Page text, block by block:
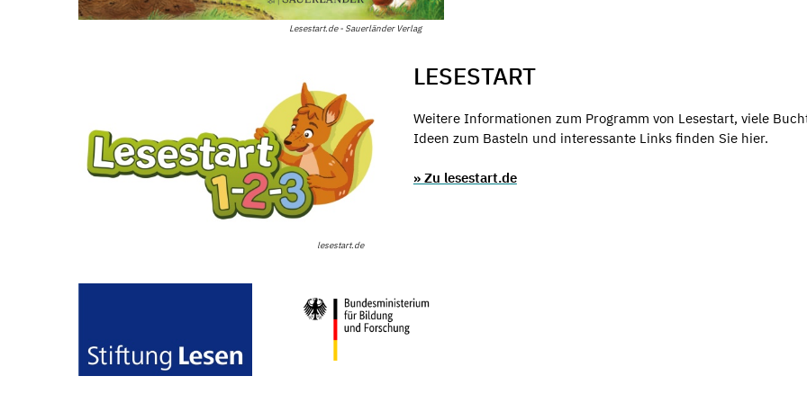
Lesestart.de - Sauerländer Verlag
lesestart.de
LESESTART
Weitere Informationen zum Programm von Lesestart, viele
Ideen zum Basteln und interessante Links finden Sie hier.
» Zu lesestart.de